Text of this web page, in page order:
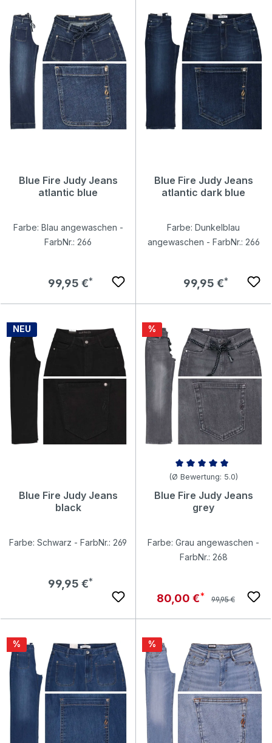
Blue Fire Judy Jeans
atlantic blue
Farbe: Blau angewaschen -
FarbNr.: 266
Regulärer Preis:
99,95 €
Blue Fire Judy Jeans
atlantic dark blue
Farbe: Dunkelblau
angewaschen - FarbNr.: 266
Regulärer Preis:
99,95 €
NEU
Blue Fire Judy Jeans
black
Farbe: Schwarz - FarbNr.: 269
Regulärer Preis:
99,95 €
Rabatt
%
Durchschnittliche Bewertung
(Ø Bewertung: 5.0)
Blue Fire Judy Jeans
grey
Farbe: Grau angewaschen -
FarbNr.: 268
Verkaufspreis:
80,00 € Regulärer Preis:
99,95 €
Rabatt
% Rabatt
%